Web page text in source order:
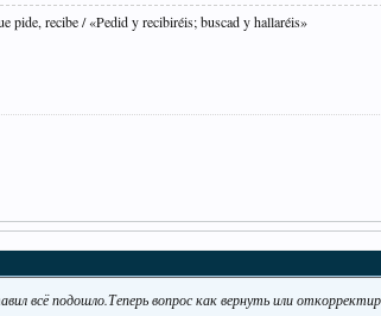
pide, recibe / «Pedid y recibiréis; buscad y hallaréis»
всё подошло.Теперь вопрос как вернуть или